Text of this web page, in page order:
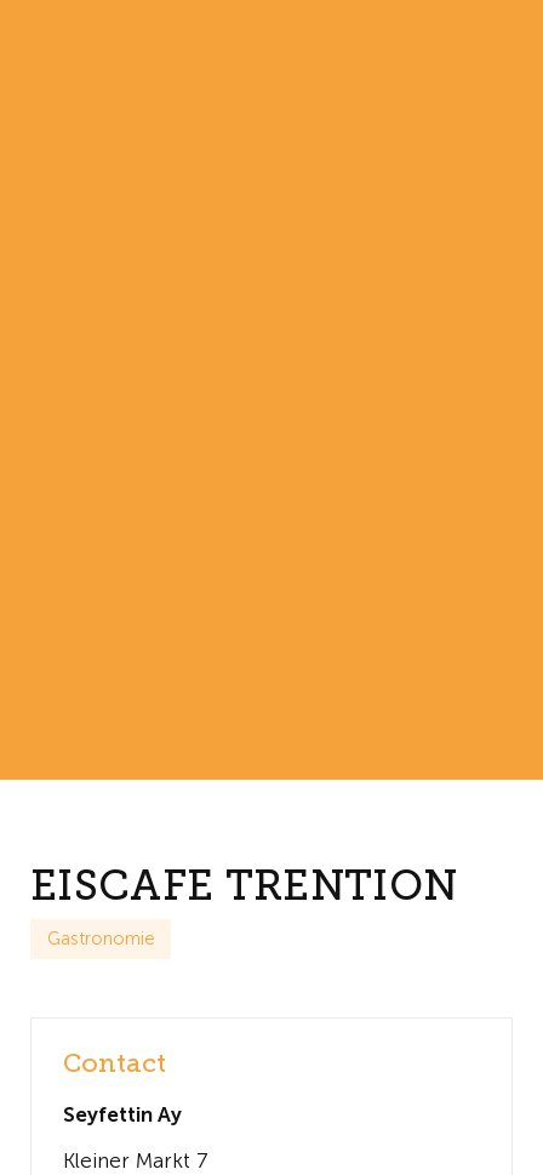
EISCAFE TRENTION
Gastronomie
Contact
Seyfettin Ay
Kleiner Markt 7